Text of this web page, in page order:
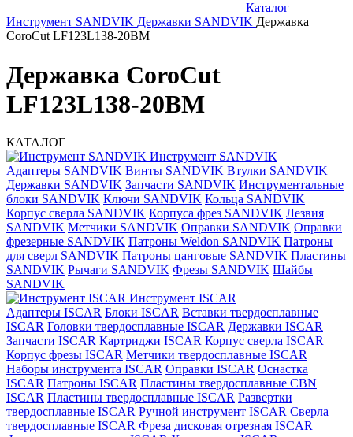
Каталог
Инструмент SANDVIK Державки SANDVIK Державка
CoroCut LF123L138-20BM
Державка CoroCut
LF123L138-20BM
КАТАЛОГ
Инструмент SANDVIK
Адаптеры SANDVIK Винты SANDVIK Втулки SANDVIK
Державки SANDVIK Запчасти SANDVIK Инструментальные
блоки SANDVIK Ключи SANDVIK Кольца SANDVIK
Корпус сверла SANDVIK Корпуса фрез SANDVIK Лезвия
SANDVIK Метчики SANDVIK Оправки SANDVIK Оправки
фрезерные SANDVIK Патроны Weldon SANDVIK Патроны
для сверл SANDVIK Патроны цанговые SANDVIK Пластины
SANDVIK Рычаги SANDVIK Фрезы SANDVIK Шайбы
SANDVIK
Инструмент ISCAR
Адаптеры ISCAR Блоки ISCAR Вставки твердосплавные
ISCAR Головки твердосплавные ISCAR Державки ISCAR
Запчасти ISCAR Картриджи ISCAR Корпус сверла ISCAR
Корпус фрезы ISCAR Метчики твердосплавные ISCAR
Наборы инструмента ISCAR Оправки ISCAR Оснастка
ISCAR Патроны ISCAR Пластины твердосплавные CBN
ISCAR Пластины твердосплавные ISCAR Развертки
твердосплавные ISCAR Ручной инструмент ISCAR Сверла
твердосплавные ISCAR Фреза дисковая отрезная ISCAR